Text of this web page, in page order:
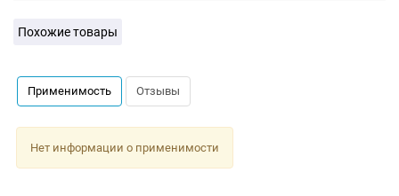
Похожие товары
Применимость Отзывы
Нет информации о применимости